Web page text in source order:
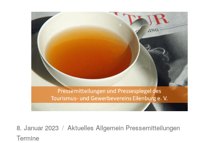
Veröffentlicht
am
8. Januar 2023 Aktuelles Allgemein Pressemitteilungen
Termine